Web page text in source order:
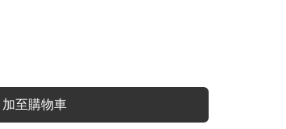
加至購物車